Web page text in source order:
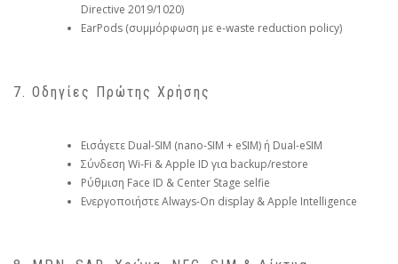
Directive 2019/1020)
EarPods (συμμόρφωση με e-waste reduction policy)
7. Οδηγίες Πρώτης Χρήσης
Εισάγετε Dual-SIM (nano-SIM + eSIM) ή Dual-eSIM
Σύνδεση Wi-Fi & Apple ID για backup/restore
Ρύθμιση Face ID & Center Stage selfie
Ενεργοποιήστε Always-On display & Apple Intelligence